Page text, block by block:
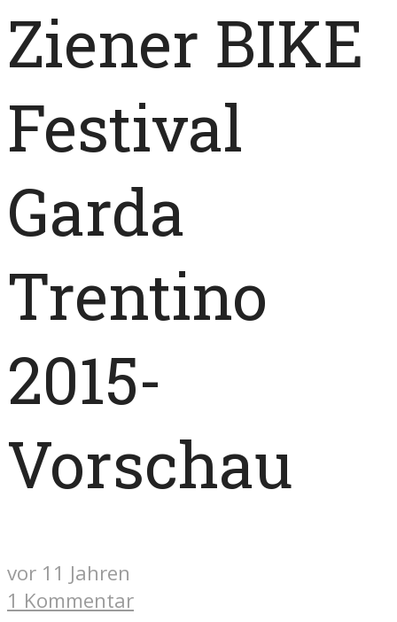
Ziener BIKE
Festival
Garda
Trentino
2015-
Vorschau
vor 11 Jahren
1 Kommentar